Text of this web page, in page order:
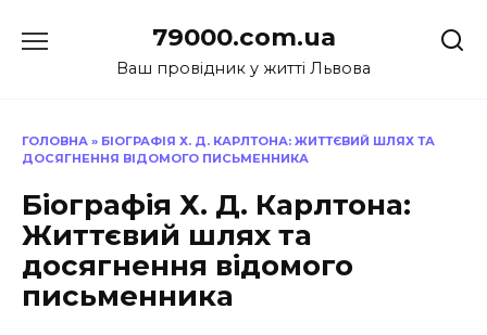
до
79000.com.ua
Ваш провідник у житті Львова
ГОЛОВНА » БІОГРАФІЯ Х. Д. КАРЛТОНА: ЖИТТЄВИЙ ШЛЯХ ТА
ДОСЯГНЕННЯ ВІДОМОГО ПИСЬМЕННИКА
Біографія Х. Д. Карлтона:
Життєвий шлях та
досягнення відомого
письменника